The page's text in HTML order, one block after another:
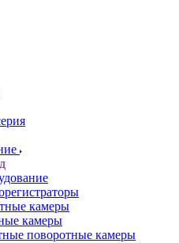
камеры
камеры
поворотные камеры